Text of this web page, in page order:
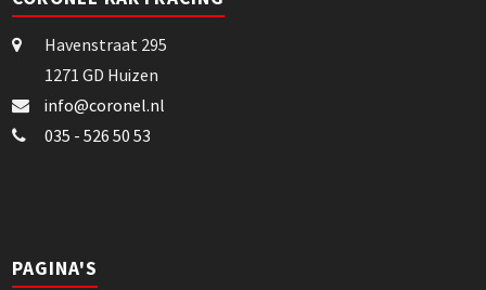
Havenstraat 295
1271 GD Huizen
info@coronel.nl
035 - 526 50 53
PAGINA'S